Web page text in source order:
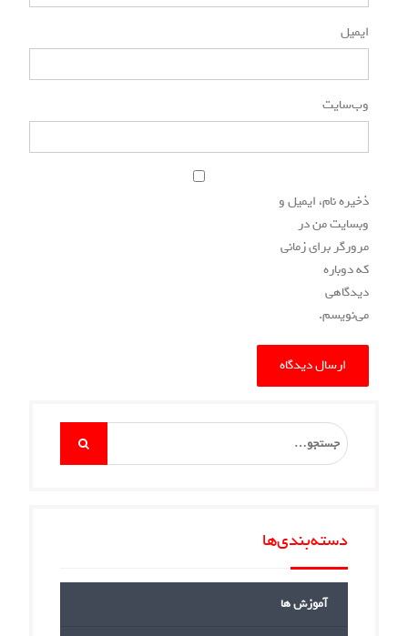
ایمیل
وب‌سایت
ذخیره نام، ایمیل و
وبسایت من در
مرورگر برای زمانی
که دوباره
دیدگاهی
می‌نویسم.
Search
for:
دسته‌بندی‌ها
آموزش ها